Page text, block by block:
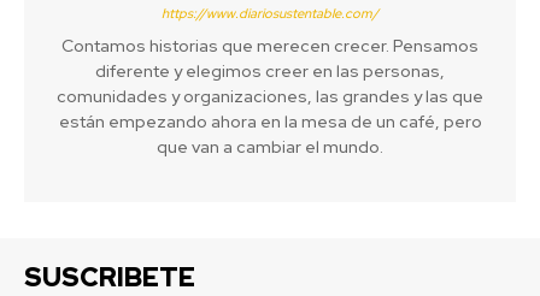
https://www.diariosustentable.com/
Contamos historias que merecen crecer. Pensamos
diferente y elegimos creer en las personas,
comunidades y organizaciones, las grandes y las que
están empezando ahora en la mesa de un café, pero
que van a cambiar el mundo.
SUSCRIBETE